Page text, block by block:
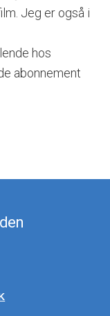
Jeg er også i
hos
abonnement